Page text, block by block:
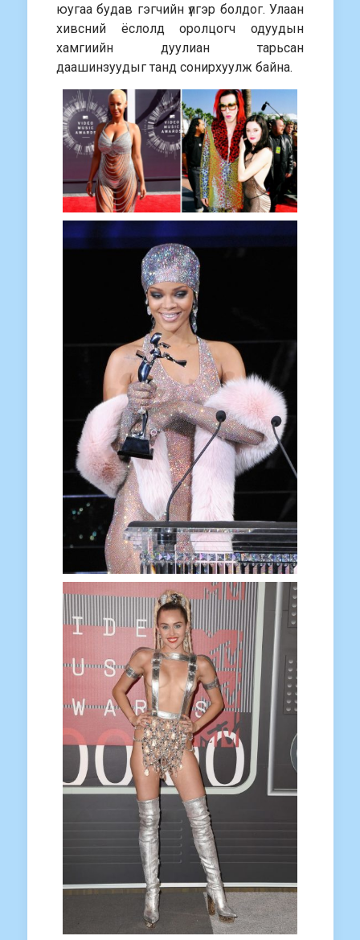
юугаа будав гэгчийн үлгэр болдог. Улаан
хивсний ёслолд оролцогч одуудын
хамгиийн дуулиан тарьсан
даашинзуудыг танд сонирхуулж байна.